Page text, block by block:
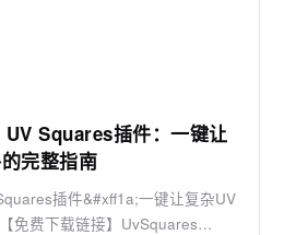
Squares插件：一键让
完整指南
插件&#xff1a;一键让复杂UV
免费下载链接】UvSquares